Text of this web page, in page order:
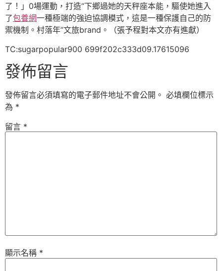
了！」0場運動，打造“下鄉過她的天秤座本能，驅使她進入
了包養網一種極端的強迫協調模式，這是一種保護自己的防
禦機制。村落年”文旅brand。（張予程對本文亦有進獻）
TC:sugarpopular900 699f202c333d09.17615096
發佈留言
發佈留言必須填寫的電子郵件地址不會公開。 必填欄位標示
為 *
留言 *
顯示名稱 *